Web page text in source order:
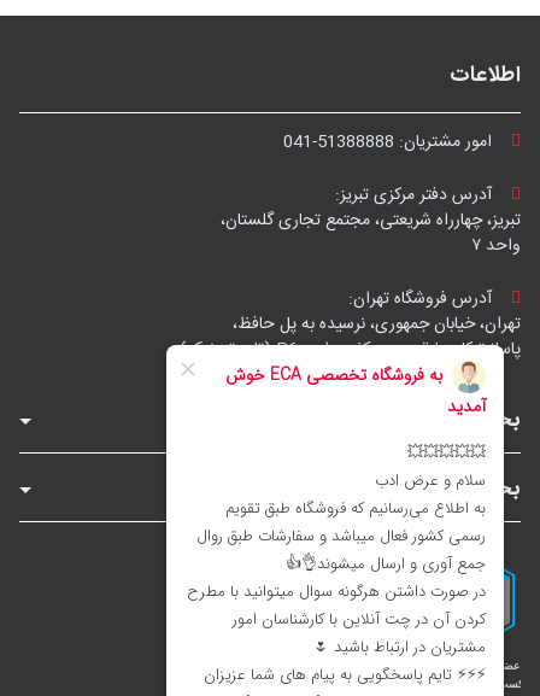
اطلاعات
امور مشتریان: 041-51388888
آدرس دفتر مرکزی تبریز:
تبریز، چهارراه شریعتی، مجتمع تجاری گلستان،
واحد ۷
آدرس فروشگاه تهران:
تهران، خیابان جمهوری، نرسیده به پل حافظ،
پاساژ توکل، طبقه زیرهمکف، واحد B6 (تاپ ترونیک)
بخش‌های فروشگاه
بخش‌های سایت